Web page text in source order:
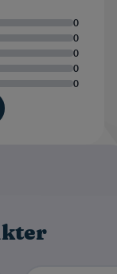
0
0
0
0
0